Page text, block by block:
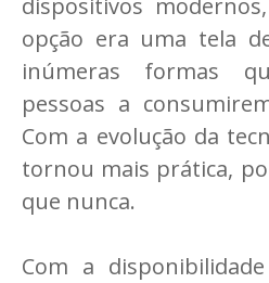
dispositivos
opção era uma tela
inúmeras formas
pessoas a
Com a evolução da
tornou mais prática,
que nunca.
Com a